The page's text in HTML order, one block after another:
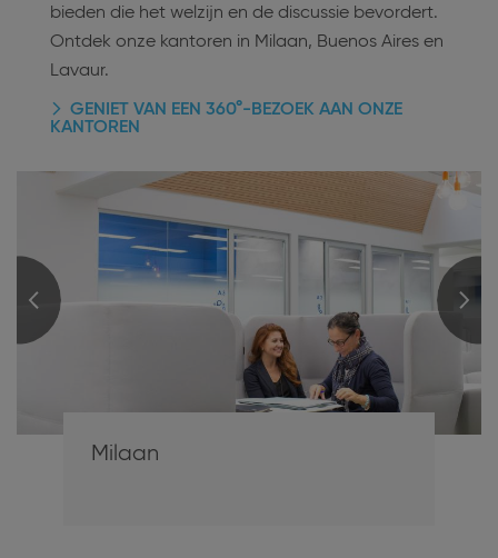
bieden die het welzijn en de discussie bevordert.
Ontdek onze kantoren in Milaan, Buenos Aires en
Lavaur.
GENIET VAN EEN 360°-BEZOEK AAN ONZE
KANTOREN
Milaan